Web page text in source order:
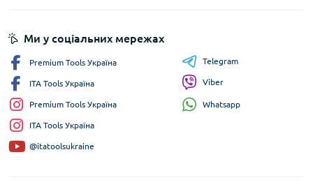
Ми у соціальних мережах
Premium Tools Україна
ITA Tools Україна
Premium Tools Україна
ITA Tools Україна
@itatoolsukraine
Telegram
Viber
Whatsapp